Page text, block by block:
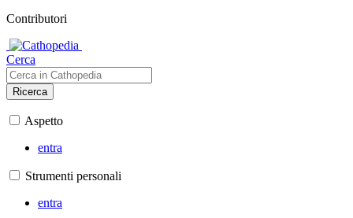
Contributori
Cerca
Ricerca
Aspetto
entra
Strumenti personali
entra